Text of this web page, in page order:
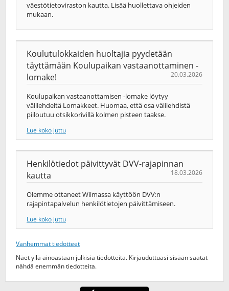
väestötietoviraston kautta. Lisää huollettava ohjeiden
mukaan.
Koulutulokkaiden huoltajia pyydetään
täyttämään Koulupaikan vastaanottaminen -
lomake!
20.03.2026
Koulupaikan vastaanottamisen -lomake löytyy
välilehdeltä Lomakkeet. Huomaa, että osa välilehdistä
piiloutuu otsikkorivillä kolmen pisteen taakse.
Lue koko juttu
Henkilötiedot päivittyvät DVV-rajapinnan
kautta
18.03.2026
Olemme ottaneet Wilmassa käyttöön DVV:n
rajapintapalvelun henkilötietojen päivittämiseen.
Lue koko juttu
Vanhemmat tiedotteet
Näet yllä ainoastaan julkisia tiedotteita. Kirjauduttuasi sisään saatat
nähdä enemmän tiedotteita.